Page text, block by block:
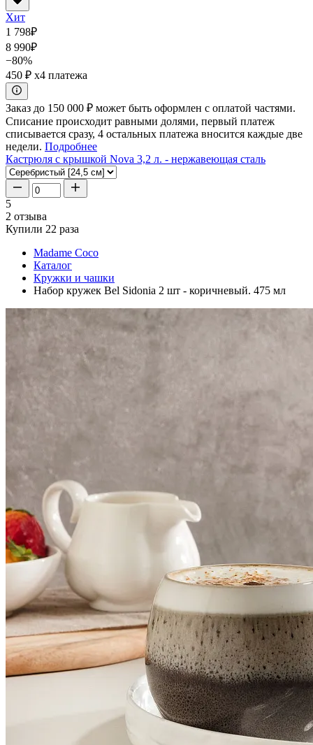
Хит
1 798₽
8 990₽
−80%
450 ₽ x4 платежа
Заказ до 150 000 ₽ может быть оформлен с оплатой частями.
Списание происходит равными долями, первый платеж
списывается сразу, 4 остальных платежа вносится каждые две
недели. Подробнее
Кастрюля с крышкой Nova 3,2 л. - нержавеющая сталь
5
2 отзыва
Купили 22 раза
Madame Coco
Каталог
Кружки и чашки
Набор кружек Bel Sidonia 2 шт - коричневый. 475 мл